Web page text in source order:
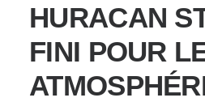
HURACAN
FINI POUR